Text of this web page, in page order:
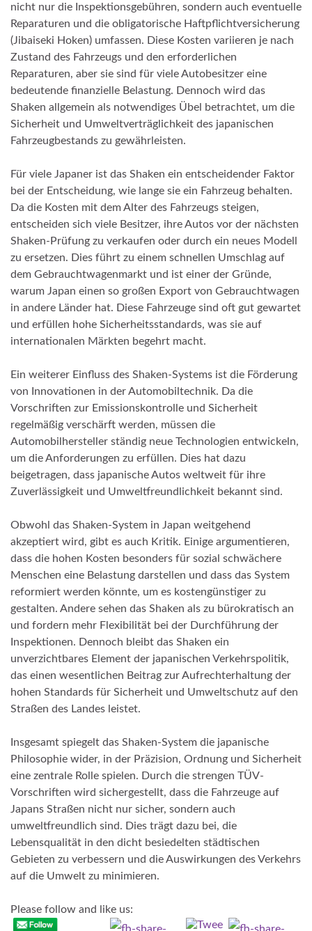
nicht nur die Inspektionsgebühren, sondern auch eventuelle
Reparaturen und die obligatorische Haftpflichtversicherung
(Jibaiseki Hoken) umfassen. Diese Kosten variieren je nach
Zustand des Fahrzeugs und den erforderlichen
Reparaturen, aber sie sind für viele Autobesitzer eine
bedeutende finanzielle Belastung. Dennoch wird das
Shaken allgemein als notwendiges Übel betrachtet, um die
Sicherheit und Umweltverträglichkeit des japanischen
Fahrzeugbestands zu gewährleisten.
Für viele Japaner ist das Shaken ein entscheidender Faktor
bei der Entscheidung, wie lange sie ein Fahrzeug behalten.
Da die Kosten mit dem Alter des Fahrzeugs steigen,
entscheiden sich viele Besitzer, ihre Autos vor der nächsten
Shaken-Prüfung zu verkaufen oder durch ein neues Modell
zu ersetzen. Dies führt zu einem schnellen Umschlag auf
dem Gebrauchtwagenmarkt und ist einer der Gründe,
warum Japan einen so großen Export von Gebrauchtwagen
in andere Länder hat. Diese Fahrzeuge sind oft gut gewartet
und erfüllen hohe Sicherheitsstandards, was sie auf
internationalen Märkten begehrt macht.
Ein weiterer Einfluss des Shaken-Systems ist die Förderung
von Innovationen in der Automobiltechnik. Da die
Vorschriften zur Emissionskontrolle und Sicherheit
regelmäßig verschärft werden, müssen die
Automobilhersteller ständig neue Technologien entwickeln,
um die Anforderungen zu erfüllen. Dies hat dazu
beigetragen, dass japanische Autos weltweit für ihre
Zuverlässigkeit und Umweltfreundlichkeit bekannt sind.
Obwohl das Shaken-System in Japan weitgehend
akzeptiert wird, gibt es auch Kritik. Einige argumentieren,
dass die hohen Kosten besonders für sozial schwächere
Menschen eine Belastung darstellen und dass das System
reformiert werden könnte, um es kostengünstiger zu
gestalten. Andere sehen das Shaken als zu bürokratisch an
und fordern mehr Flexibilität bei der Durchführung der
Inspektionen. Dennoch bleibt das Shaken ein
unverzichtbares Element der japanischen Verkehrspolitik,
das einen wesentlichen Beitrag zur Aufrechterhaltung der
hohen Standards für Sicherheit und Umweltschutz auf den
Straßen des Landes leistet.
Insgesamt spiegelt das Shaken-System die japanische
Philosophie wider, in der Präzision, Ordnung und Sicherheit
eine zentrale Rolle spielen. Durch die strengen TÜV-
Vorschriften wird sichergestellt, dass die Fahrzeuge auf
Japans Straßen nicht nur sicher, sondern auch
umweltfreundlich sind. Dies trägt dazu bei, die
Lebensqualität in den dicht besiedelten städtischen
Gebieten zu verbessern und die Auswirkungen des Verkehrs
auf die Umwelt zu minimieren.
Please follow and like us: